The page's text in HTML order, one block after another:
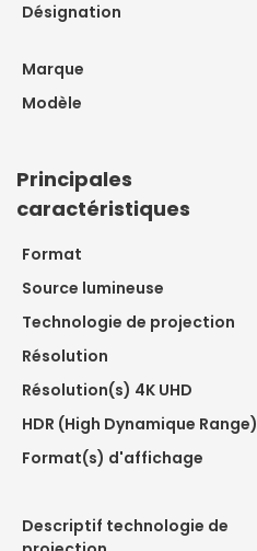
Désignation
Marque
Modèle
Principales
caractéristiques
Format
Source lumineuse
Technologie de projection
Résolution
Résolution(s) 4K UHD
HDR (High Dynamique Range)
Format(s) d'affichage
Descriptif technologie de